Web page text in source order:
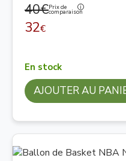
40€Prix de
comparaison
32€
En stock
AJOUTER AU